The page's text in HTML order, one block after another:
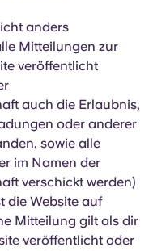
anders
Mitteilungen zur
veröffentlicht
auch die Erlaubnis,
oder anderer
sowie alle
im Namen der
verschickt werden)
die Website auf
Mitteilung gilt als dir
veröffentlicht oder